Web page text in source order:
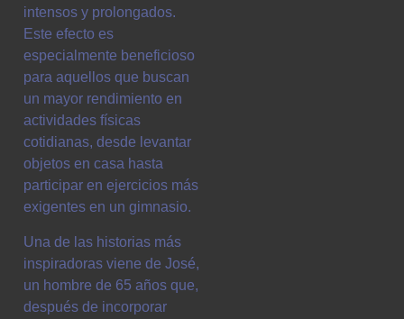
intensos y prolongados.
Este efecto es
especialmente beneficioso
para aquellos que buscan
un mayor rendimiento en
actividades físicas
cotidianas, desde levantar
objetos en casa hasta
participar en ejercicios más
exigentes en un gimnasio.
Una de las historias más
inspiradoras viene de José,
un hombre de 65 años que,
después de incorporar